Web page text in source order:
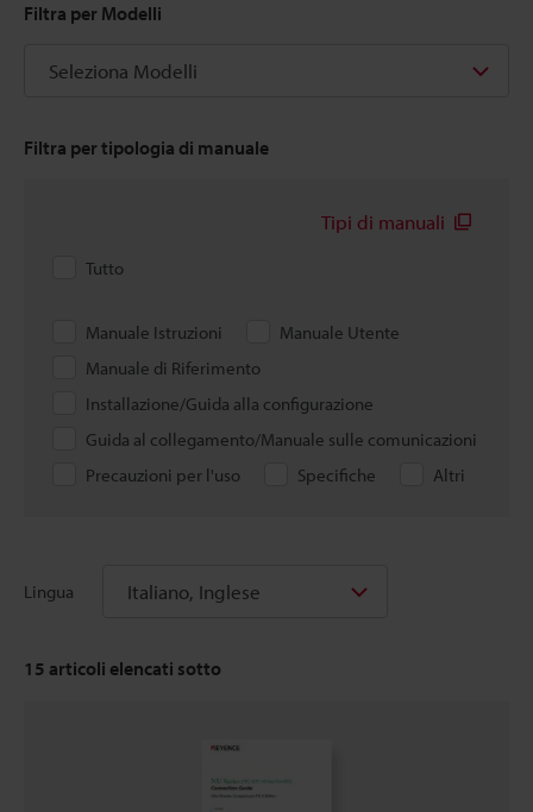
Filtra per Modelli
Seleziona Modelli
Filtra per tipologia di manuale
Tipi di manuali
Tutto
Manuale Istruzioni
Manuale Utente
Manuale di Riferimento
Installazione/Guida alla configurazione
Guida al collegamento/Manuale sulle comunicazioni
Precauzioni per l'uso
Specifiche Altri
Lingua Italiano, Inglese
15 articoli elencati sotto